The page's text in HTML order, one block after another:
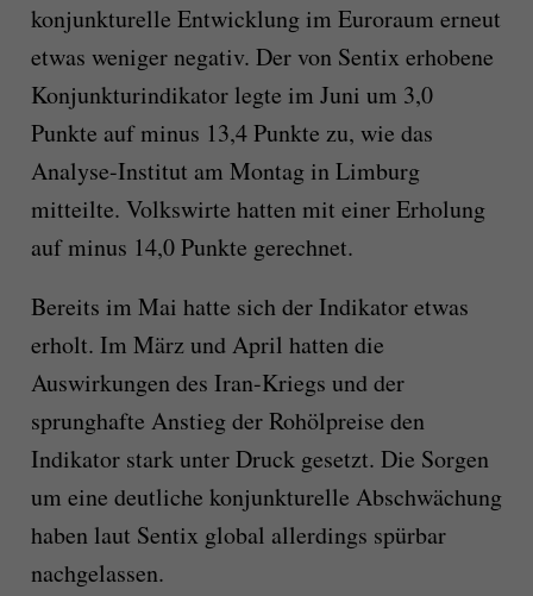
konjunkturelle Entwicklung im Euroraum erneut
etwas weniger negativ. Der von Sentix erhobene
Konjunkturindikator legte im Juni um 3,0
Punkte auf minus 13,4 Punkte zu, wie das
Analyse-Institut am Montag in Limburg
mitteilte. Volkswirte hatten mit einer Erholung
auf minus 14,0 Punkte gerechnet.
Bereits im Mai hatte sich der Indikator etwas
erholt. Im März und April hatten die
Auswirkungen des Iran-Kriegs und der
sprunghafte Anstieg der Rohölpreise den
Indikator stark unter Druck gesetzt. Die Sorgen
um eine deutliche konjunkturelle Abschwächung
haben laut Sentix global allerdings spürbar
nachgelassen.